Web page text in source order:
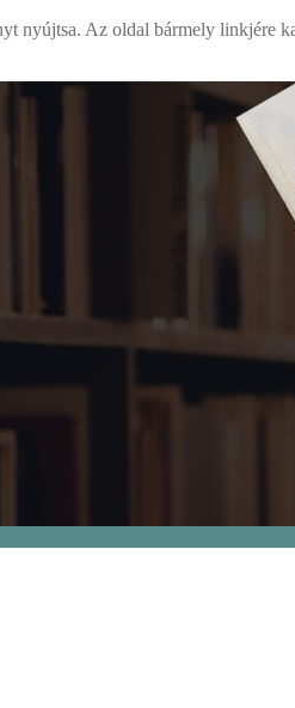
nyújtsa. Az oldal bármely linkjére